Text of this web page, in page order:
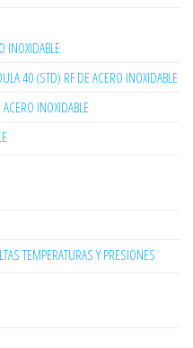
INOXIDABLE
40 (STD) RF DE ACERO INOXIDABLE
INOXIDABLE
TEMPERATURAS Y PRESIONES